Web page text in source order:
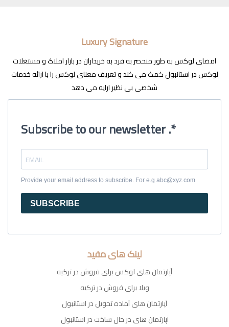
Luxury Signature
امضای لوکس به طور منحصر به فرد به خریداران در بازار املاک و مستغلات
لوکس در استانبول کمک می کند و تعریف معنای لوکس را با ارائه خدمات
شخصی بی نظیر ارایه می دهد
Subscribe to our newsletter .*
Provide your email address to subscribe. For e.g abc@xyz.com
SUBSCRIBE
لینک های مفید
آپارتمان های لوکس برای فروش در ترکیه
ویلا برای فروش در ترکیه
آپارتمان های آماده تحویل در استانبول
آپارتمان های در حال ساخت در استانبول